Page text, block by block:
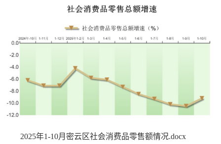
2025年1-10月密云区社会消费品零售额情况.docx